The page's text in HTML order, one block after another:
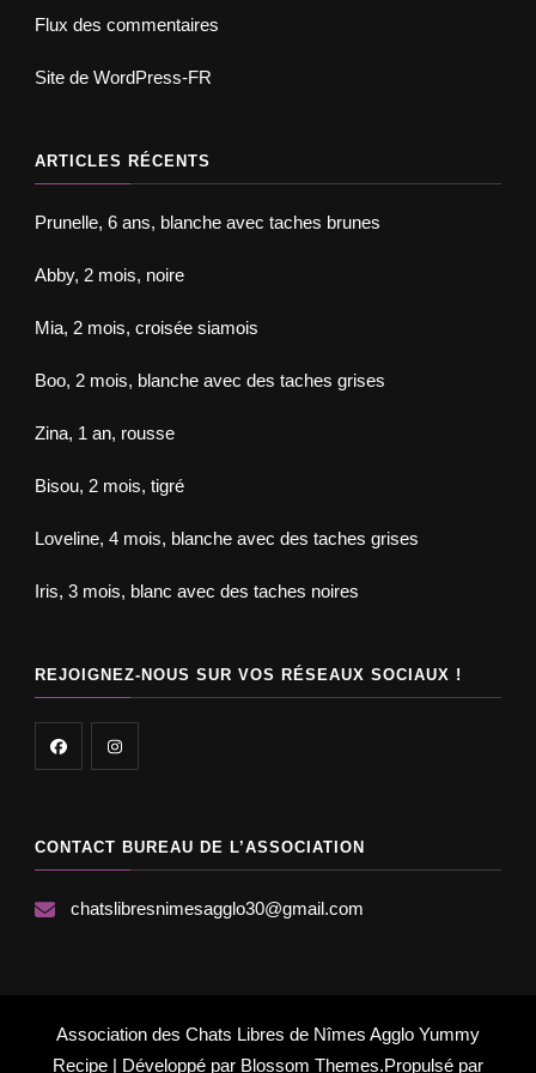
Flux des commentaires
Site de WordPress-FR
ARTICLES RÉCENTS
Prunelle, 6 ans, blanche avec taches brunes
Abby, 2 mois, noire
Mia, 2 mois, croisée siamois
Boo, 2 mois, blanche avec des taches grises
Zina, 1 an, rousse
Bisou, 2 mois, tigré
Loveline, 4 mois, blanche avec des taches grises
Iris, 3 mois, blanc avec des taches noires
REJOIGNEZ-NOUS SUR VOS RÉSEAUX SOCIAUX !
CONTACT BUREAU DE L’ASSOCIATION
chatslibresnimesagglo30@gmail.com
Association des Chats Libres de Nîmes Agglo Yummy
Recipe | Développé par Blossom Themes.Propulsé par